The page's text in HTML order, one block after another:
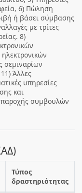
6) Πώληση
ή βάσει σύμβασης
με τρίτες
8)
σεμιναρίων
Άλλες
υπηρεσίες
και
παροχής συμβουλών
Τύπος
δραστηριότητας